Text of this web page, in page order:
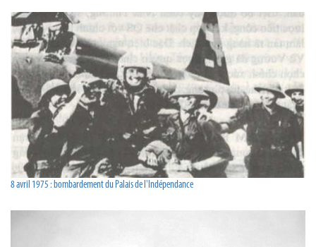
8 avril 1975 : bombardement du Palais de l'Indépendance